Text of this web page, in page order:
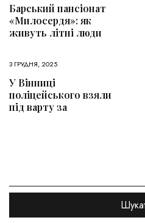
Барський пансіонат
«Милосердя»: як
живуть літні люди
3 ГРУДНЯ, 2025
У Вінниці
поліцейського взяли
під варту за